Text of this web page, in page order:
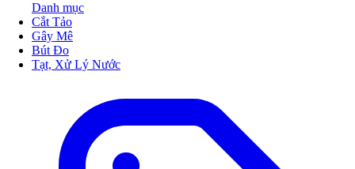
Danh mục
Cắt Tảo
Gây Mê
Bút Đo
Tạt, Xử Lý Nước